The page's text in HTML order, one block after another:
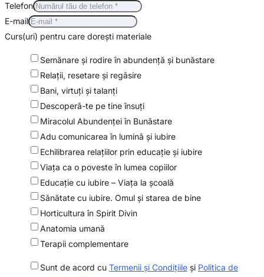
Telefon
E-mail
Curs(uri) pentru care dorești materiale
Semănare şi rodire în abundenţă şi bunăstare
Relaţii, resetare şi regăsire
Bani, virtuți și talanți
Descoperă-te pe tine însuţi
Miracolul Abundenței în Bunăstare
Adu comunicarea în lumină şi iubire
Echilibrarea relaţiilor prin educaţie şi iubire
Viaţa ca o poveste în lumea copiilor
Educaţie cu iubire – Viaţa la şcoală
Sănătate cu iubire. Omul şi starea de bine
Horticultura în Spirit Divin
Anatomia umană
Terapii complementare
Sunt de acord cu Termenii și Condițiile și Politica de